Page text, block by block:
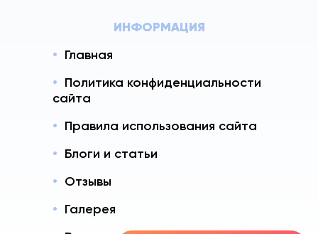
ИНФОРМАЦИЯ
Главная
Политика конфиденциальности
сайта
Правила использования сайта
Блоги и статьи
Отзывы
Галерея